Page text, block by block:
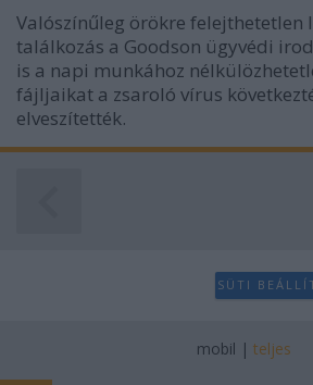
Valószínűleg örökre felejthetetlen
találkozás a Goodson ügyvédi
is a napi munkához
fájljaikat a zsaroló vírus
elveszítették.
SÜTI
mobil | teljes